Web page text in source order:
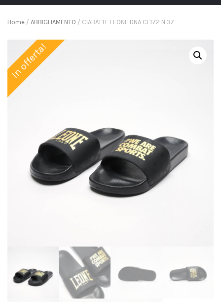
Home / ABBIGLIAMENTO / CIABATTE LEONE DNA CL172 N.37
In offerta!